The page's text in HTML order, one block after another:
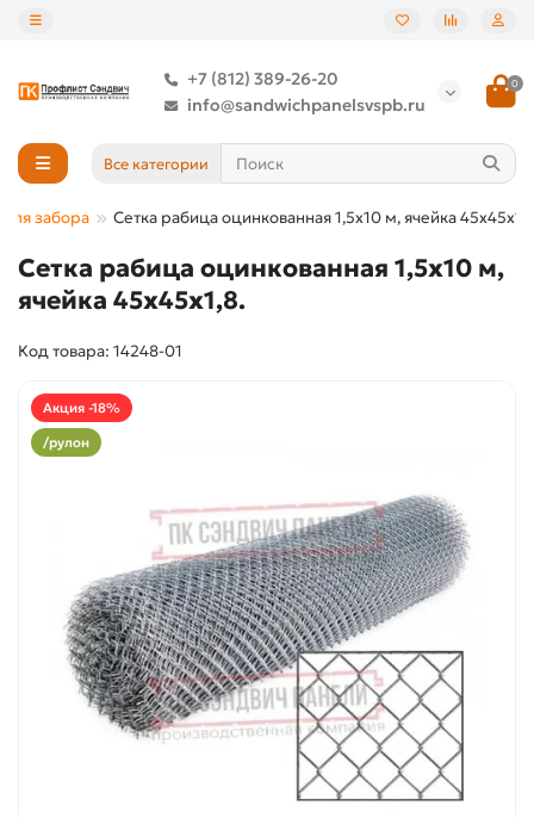
+7 (812) 389-26-20
info@sandwichpanelsvspb.ru
0
Все категории
забора Сетка рабица оцинкованная 1,5x10 м, ячейка
Сетка рабица оцинкованная 1,5x10 м,
ячейка 45x45x1,8.
Код товара: 14248-01
Акция -18%
/рулон